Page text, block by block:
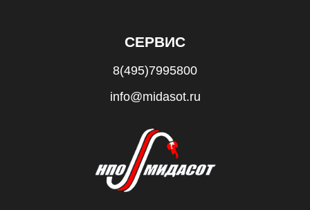
СЕРВИС
8(495)7995800
info@midasot.ru